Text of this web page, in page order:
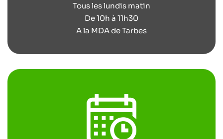
Tous les lundis matin
De 10h à 11h30
A la MDA de Tarbes